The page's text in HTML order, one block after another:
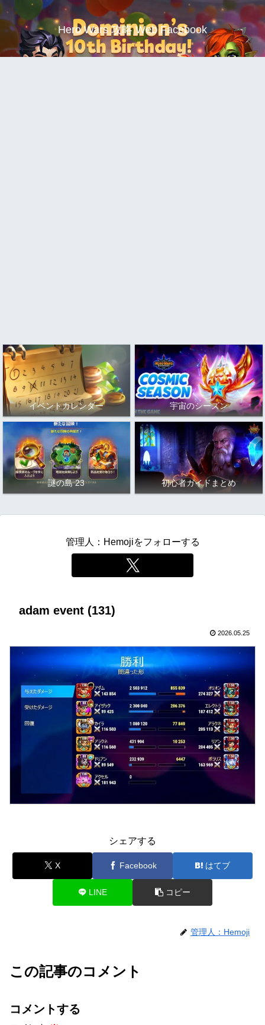
Hero Wars 攻略 Web Facebook
イベントカレンダー 宇宙のシーズン
謎の島 23 初心者ガイドまとめ
管理人：Hemojiをフォローする
adam event (131)
2026.05.25
シェアする
X Facebook はてブ
LINE コピー
管理人：Hemoji
この記事のコメント
コメントする